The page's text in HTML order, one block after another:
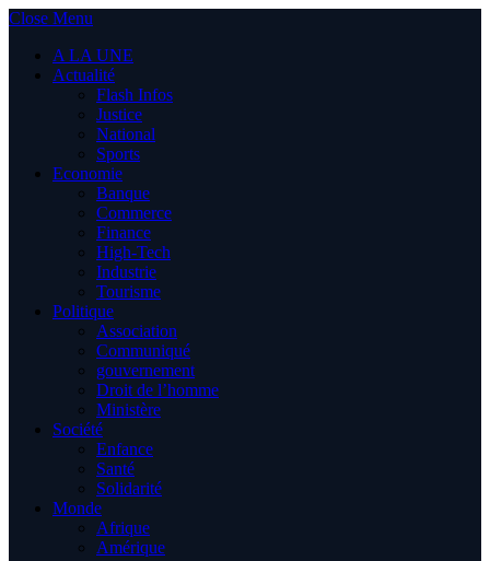
Close Menu
A LA UNE
Actualité
Flash Infos
Justice
National
Sports
Economie
Banque
Commerce
Finance
High-Tech
Industrie
Tourisme
Politique
Association
Communiqué
gouvernement
Droit de l’homme
Ministère
Société
Enfance
Santé
Solidarité
Monde
Afrique
Amérique